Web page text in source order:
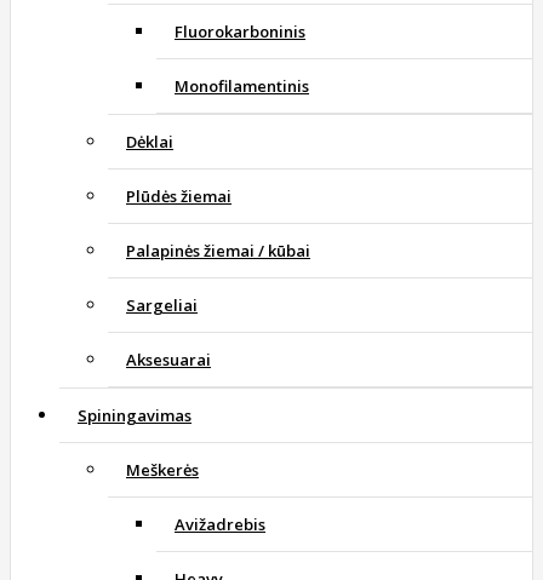
Fluorokarboninis
Monofilamentinis
Dėklai
Plūdės žiemai
Palapinės žiemai / kūbai
Sargeliai
Aksesuarai
Spiningavimas
Meškerės
Avižadrebis